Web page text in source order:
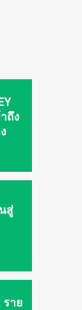
ถึง
สู่
าย